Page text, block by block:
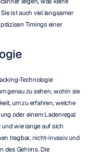
ist auch viel langsamer
Timings einer
Technologie
genau zu sehen, wohin sie
um zu erfahren, welche
oder einem Ladenregal
wie lange auf sich
tragbar, nicht-invasiv und
des Gehirns. Die